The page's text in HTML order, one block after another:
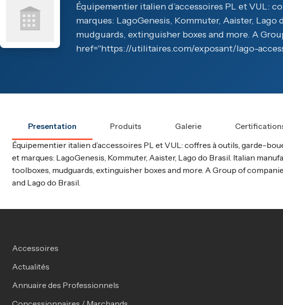
Équipementier italien d’accessoires PL et VUL:
marques: LagoGenesis, Kommuter, Aaister,
mudguards, extinguisher boxes and more. A
href="https://utilitaires.com/exposant/lago-
Presentation Produits Galerie
Équipementier italien d’accessoires PL et VUL: coffres à outils, garde-
et marques: LagoGenesis, Kommuter, Aaister, Lago do Brasil. Italian
toolboxes, mudguards, extinguisher boxes and more. A Group of
and Lago do Brasil.
Accessoires
Actualités
Annuaire des Professionnels